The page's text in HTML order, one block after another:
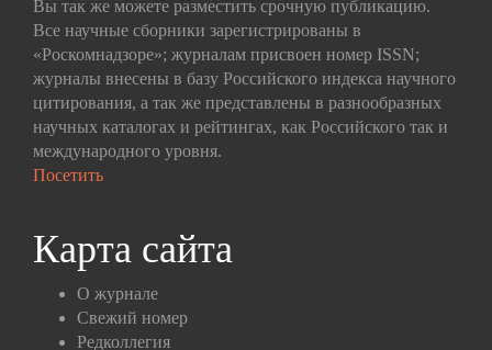
Вы так же можете разместить срочную публикацию.
Все научные сборники зарегистрированы в
«Роскомнадзоре»; журналам присвоен номер ISSN;
журналы внесены в базу Российского индекса научного
цитирования, а так же представлены в разнообразных
научных каталогах и рейтингах, как Российского так и
международного уровня.
Посетить
Карта сайта
О журнале
Свежий номер
Редколлегия